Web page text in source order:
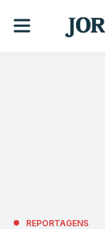
REPORTAGENS